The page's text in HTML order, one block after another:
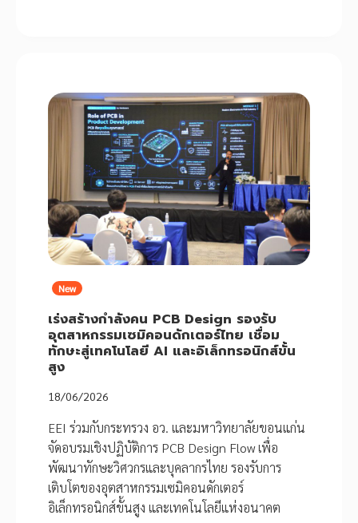
New
เร่งสร้างกำลังคน PCB Design รองรับ
อุตสาหกรรมเซมิคอนดักเตอร์ไทย เชื่อม
ทักษะสู่เทคโนโลยี AI และอิเล็กทรอนิกส์ขั้น
สูง
18/06/2026
EEI ร่วมกับกระทรวง อว. และมหาวิทยาลัยขอนแก่น
จัดอบรมเชิงปฏิบัติการ PCB Design Flow เพื่อ
พัฒนาทักษะวิศวกรและบุคลากรไทย รองรับการ
เติบโตของอุตสาหกรรมเซมิคอนดักเตอร์
อิเล็กทรอนิกส์ขั้นสูง และเทคโนโลยีแห่งอนาคต